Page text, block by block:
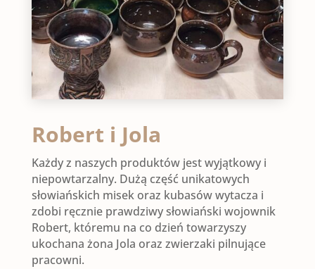
Robert i Jola
Każdy z naszych produktów jest wyjątkowy i
niepowtarzalny. Dużą część unikatowych
słowiańskich misek oraz kubasów wytacza i
zdobi ręcznie prawdziwy słowiański wojownik
Robert, któremu na co dzień towarzyszy
ukochana żona Jola oraz zwierzaki pilnujące
pracowni.